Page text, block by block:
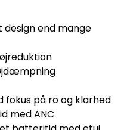
end mange
fokus på ro og klarhed
med ANC